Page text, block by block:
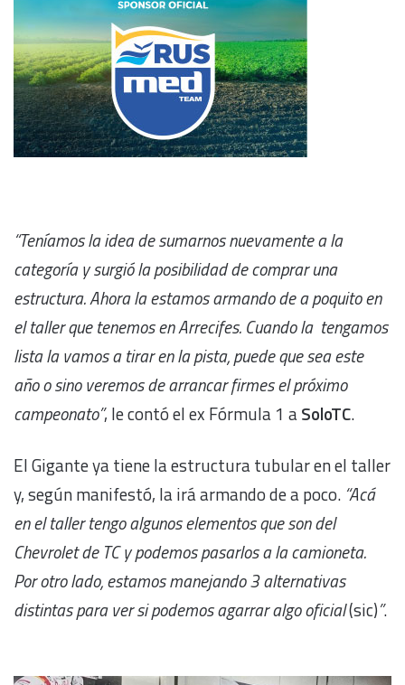
“Teníamos la idea de sumarnos nuevamente a la
categoría y surgió la posibilidad de comprar una
estructura. Ahora la estamos armando de a poquito en
el taller que tenemos en Arrecifes. Cuando la tengamos
lista la vamos a tirar en la pista, puede que sea este
año o sino veremos de arrancar firmes el próximo
campeonato”, le contó el ex Fórmula 1 aSoloTC.
El Gigante ya tiene la estructura tubular en el taller
y, según manifestó, la irá armando de a poco. “Acá
en el taller tengo algunos elementos que son del
Chevrolet de TC y podemos pasarlos a la camioneta.
Por otro lado, estamos manejando 3 alternativas
distintas para ver si podemos agarrar algo oficial(sic)”.